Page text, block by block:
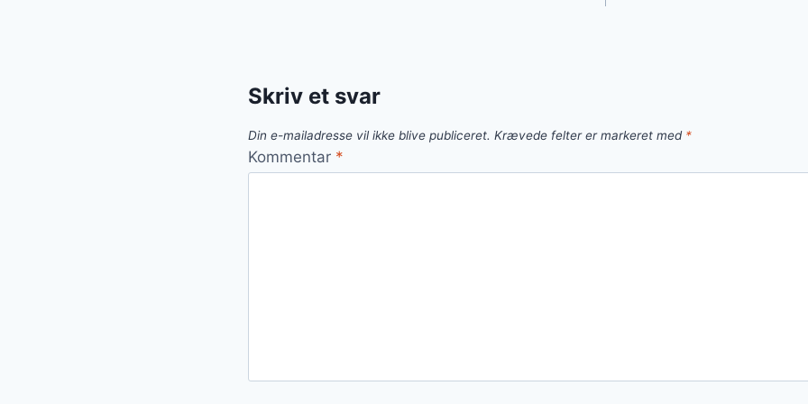
Skriv et svar
Din e-mailadresse vil ikke blive publiceret. Krævede felter er markeret med *
Kommentar *